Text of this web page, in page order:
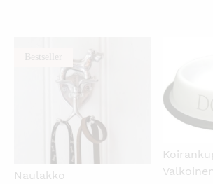
BestsellerKATSO PIKANÄKYMÄ
Naulakko
Valkoinen